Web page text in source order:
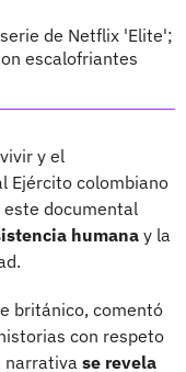
de Netflix 'Elite';
escalofriantes
y el
Ejército colombiano
documental
humanay la
británico, comentó
con respeto
narrativa se revela